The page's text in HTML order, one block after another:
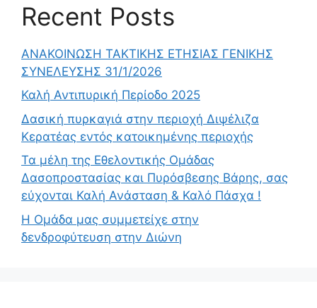
Recent Posts
ΑΝΑΚΟΙΝΩΣΗ ΤΑΚΤΙΚΗΣ ΕΤΗΣΙΑΣ ΓΕΝΙΚΗΣ
ΣΥΝΕΛΕΥΣΗΣ 31/1/2026
Καλή Αντιπυρική Περίοδο 2025
Δασική πυρκαγιά στην περιοχή Διψέλιζα
Κερατέας εντός κατοικημένης περιοχής
Τα μέλη της Εθελοντικής Ομάδας
Δασοπροστασίας και Πυρόσβεσης Βάρης, σας
εύχονται Καλή Ανάσταση & Καλό Πάσχα !
Η Ομάδα μας συμμετείχε στην
δενδροφύτευση στην Διώνη